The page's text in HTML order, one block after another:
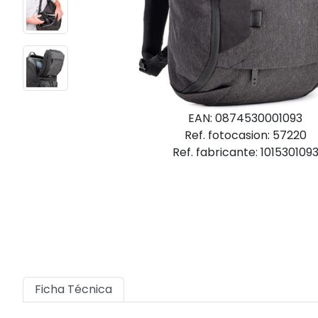
EAN: 0874530001093
Ref. fotocasion: 57220
Ref. fabricante: 1015301093
Ficha Técnica